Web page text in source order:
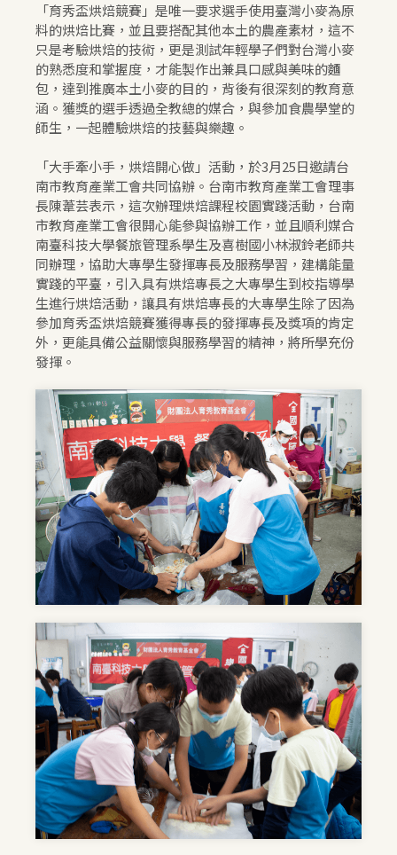
「育秀盃烘焙競賽」是唯一要求選手使用臺灣小麥為原
料的烘焙比賽，並且要搭配其他本土的農產素材，這不
只是考驗烘焙的技術，更是測試年輕學子們對台灣小麥
的熟悉度和掌握度，才能製作出兼具口感與美味的麵
包，達到推廣本土小麥的目的，背後有很深刻的教育意
涵。獲獎的選手透過全教總的媒合，與參加食農學堂的
師生，一起體驗烘焙的技藝與樂趣。
「大手牽小手，烘焙開心做」活動，於3月25日邀請台
南市教育產業工會共同協辦。台南市教育產業工會理事
長陳葦芸表示，這次辦理烘焙課程校園實踐活動，台南
市教育產業工會很開心能參與協辦工作，並且順利媒合
南臺科技大學餐旅管理系學生及喜樹國小林淑鈴老師共
同辦理，協助大專學生發揮專長及服務學習，建構能量
實踐的平臺，引入具有烘焙專長之大專學生到校指導學
生進行烘焙活動，讓具有烘焙專長的大專學生除了因為
參加育秀盃烘焙競賽獲得專長的發揮專長及獎項的肯定
外，更能具備公益關懷與服務學習的精神，將所學充份
發揮。